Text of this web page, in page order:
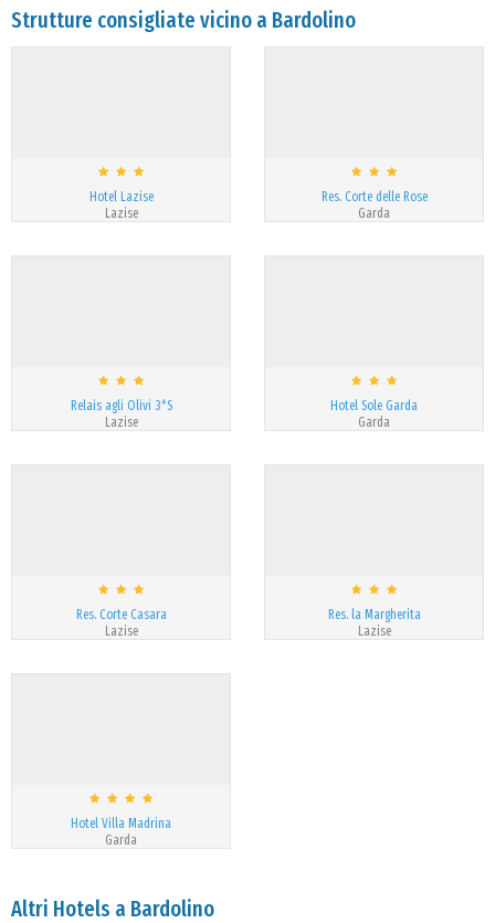
Strutture consigliate vicino a Bardolino
Hotel Lazise
Lazise
Res. Corte delle Rose
Garda
Relais agli Olivi 3*S
Lazise
Hotel Sole Garda
Garda
Res. Corte Casara
Lazise
Res. la Margherita
Lazise
Hotel Villa Madrina
Garda
Altri Hotels a Bardolino